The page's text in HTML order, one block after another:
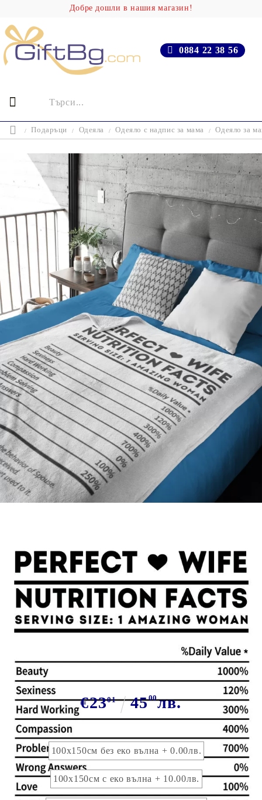
Добре дошли в нашия магазин!
0884 22 38 56
Подаръци Одеяла Одеяло с надпис за мама Одеяло за
Сподели Tweet
Марка: GiftBG
Одеяло за майки
€2301 4500лв.
Размер на одеяло:
100x150см без еко вълна + 0.00лв.
100х150см с еко вълна + 10.00лв.